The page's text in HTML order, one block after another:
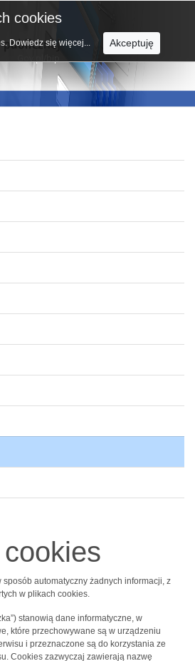
automatyczny żadnych informacji, z
w plikach cookies.
stanowią dane informatyczne, w
które przechowywane są w urządzeniu
i przeznaczone są do korzystania ze
Cookies zazwyczaj zawierają nazwę
cookies
Dowiedz się więcej... Akceptuję